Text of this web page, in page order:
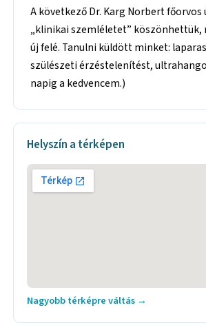
A következő Dr. Karg Norbert
„klinikai szemléletet”
új felé. Tanulni küldött minket:
szülészeti érzéstelenítést,
napig a kedvencem.)
Helyszín a térképen
Nagyobb térképre váltás →